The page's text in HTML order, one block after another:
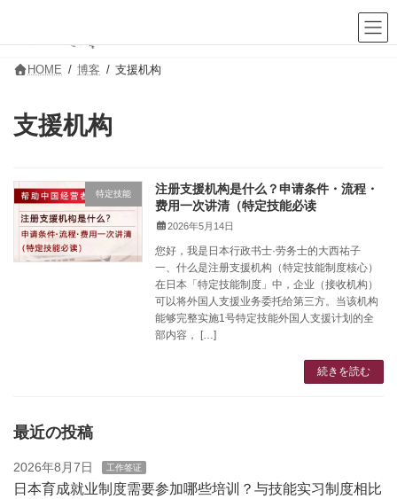
HOME 博客 支援机构
支援机构
特定技能
注册支援机构是什么？申请条件・流程・
费用一次讲清（特定技能必读
2026年5月14日
您好，我是日本行政书士·劳务士的大西祐子
一、什么是注册支援机构（特定技能制度核心）
在日本「特定技能制度」中，企业（接收机构）
可以将外国人支援业务委托给第三方。当该机构
能够完整实施1号特定技能外国人支援计划的全
部内容， […]
続きを読む
最近の投稿
2026年8月7日 工作签证
日本育成就业制度需要参加哪些培训？与技能实习制度相比